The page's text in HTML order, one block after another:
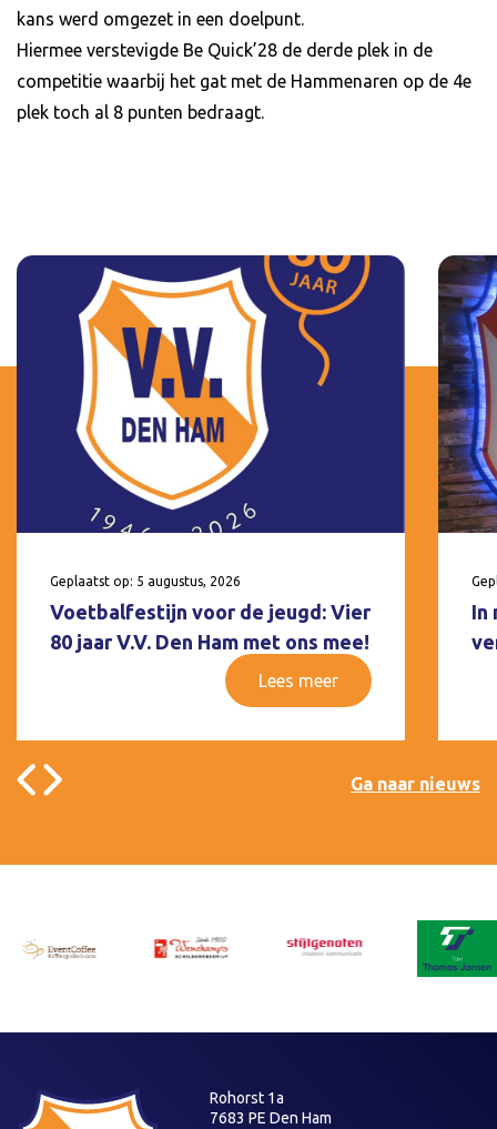
kans werd omgezet in een doelpunt.
Hiermee verstevigde Be Quick’28 de derde plek in de
competitie waarbij het gat met de Hammenaren op de 4e
plek toch al 8 punten bedraagt.
Geplaatst op: 5 augustus, 2026
Voetbalfestijn voor de jeugd: Vier
80 jaar V.V. Den Ham met ons mee!
Lees meer
In
Ga naar nieuws
Rohorst 1a
7683 PE Den Ham